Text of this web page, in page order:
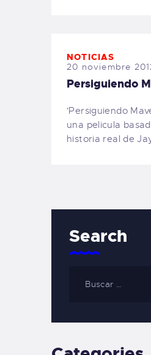
NOTICIAS
20 noviembre
Persiguiendo
'Persiguiendo
una pelicula
historia real de
Search